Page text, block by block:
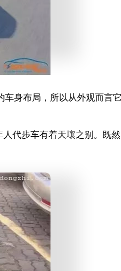
身布局，所以从外观而言
代步车有着天壤之别。既